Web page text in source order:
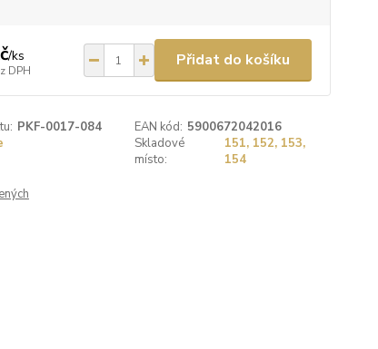
/ks
DPH
Přidat do košíku
PKF-0017-084 EAN kód: 5900672042016
Skladové
místo:
151, 152, 153,
154